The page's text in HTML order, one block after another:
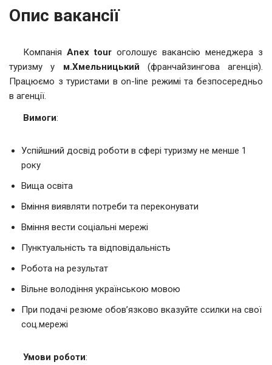
Опис вакансії
Компанія Anex tourоголошує вакансію менеджера з
туризму у м.Хмельницький (франчайзингова агенція).
Працюємо з туристами в on-line режимі та безпосередньо
в агенції.
Вимоги:
Успійшний досвід роботи в сфері туризму не менше 1
року
Вища освіта
Вміння виявляти потреби та переконувати
Вміння вести соціальні мережі
Пунктуальність та відповідальність
Робота на результат
Вільне володіння українською мовою
При подачі резюме обов’язково вказуйте ссилки на свої
соц.мережі
Умови роботи: